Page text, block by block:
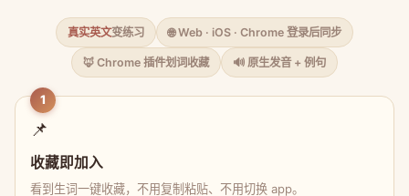
真实英文变练习 🌐 Web · iOS · Chrome 登录后同步
🦊 Chrome 插件划词收藏 🔊 原生发音 + 例句
1
📌
收藏即加入
看到生词一键收藏，不用复制粘贴、不用切换 app。